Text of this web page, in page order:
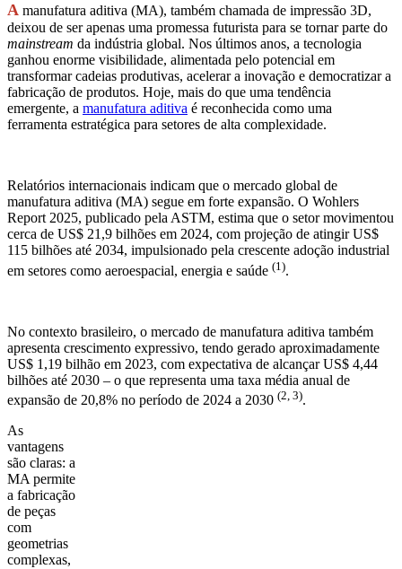
A manufatura aditiva (MA), também chamada de impressão 3D,
deixou de ser apenas uma promessa futurista para se tornar parte do
mainstream da indústria global. Nos últimos anos, a tecnologia
ganhou enorme visibilidade, alimentada pelo potencial em
transformar cadeias produtivas, acelerar a inovação e democratizar a
fabricação de produtos. Hoje, mais do que uma tendência
emergente, a manufatura aditiva é reconhecida como uma
ferramenta estratégica para setores de alta complexidade.
Relatórios internacionais indicam que o mercado global de
manufatura aditiva (MA) segue em forte expansão. O Wohlers
Report 2025, publicado pela ASTM, estima que o setor movimentou
cerca de US$ 21,9 bilhões em 2024, com projeção de atingir US$
115 bilhões até 2034, impulsionado pela crescente adoção industrial
em setores como aeroespacial, energia e saúde (1).
No contexto brasileiro, o mercado de manufatura aditiva também
apresenta crescimento expressivo, tendo gerado aproximadamente
US$ 1,19 bilhão em 2023, com expectativa de alcançar US$ 4,44
bilhões até 2030 – o que representa uma taxa média anual de
expansão de 20,8% no período de 2024 a 2030 (2, 3).
As
vantagens
são claras: a
MA permite
a fabricação
de peças
com
geometrias
complexas,